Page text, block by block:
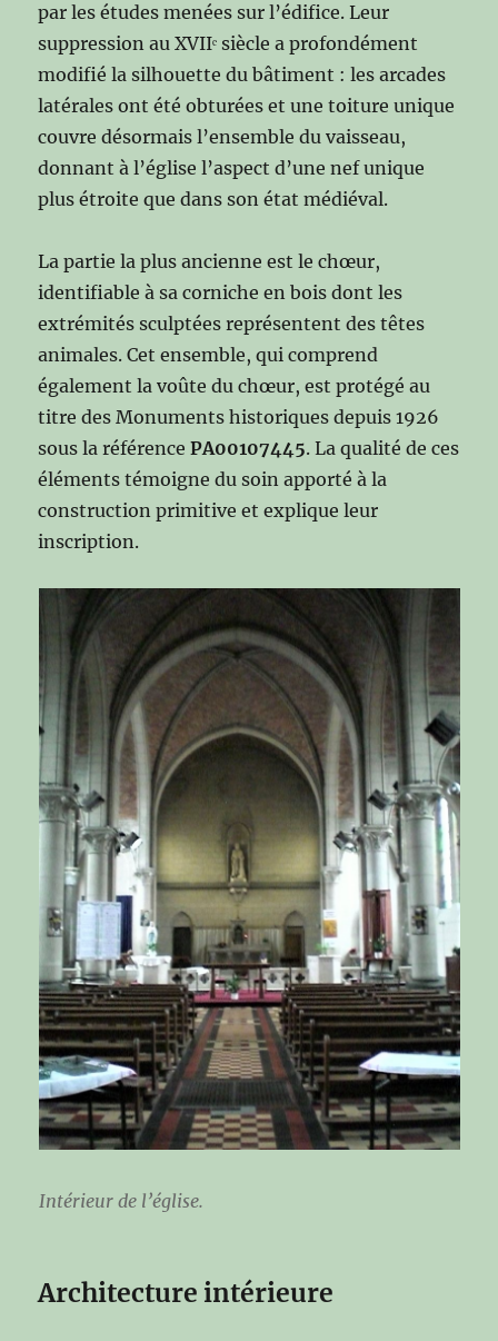
par les études menées sur l’édifice. Leur
suppression au XVIIᵉ siècle a profondément
modifié la silhouette du bâtiment : les arcades
latérales ont été obturées et une toiture unique
couvre désormais l’ensemble du vaisseau,
donnant à l’église l’aspect d’une nef unique
plus étroite que dans son état médiéval.
La partie la plus ancienne est le chœur,
identifiable à sa corniche en bois dont les
extrémités sculptées représentent des têtes
animales. Cet ensemble, qui comprend
également la voûte du chœur, est protégé au
titre des Monuments historiques depuis 1926
sous la référencePA00107445. La qualité de ces
éléments témoigne du soin apporté à la
construction primitive et explique leur
inscription.
Intérieur de l’église.
Architecture intérieure